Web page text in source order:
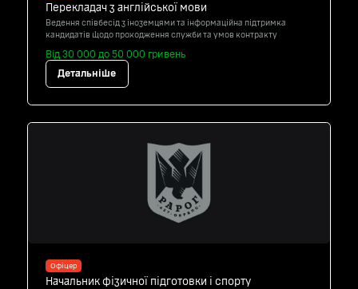
Перекладач з англійської мови
Ведення співбесід з іноземцями та інформаційна підтримка
кандидатів щодо проходження служби та умов контракту
Від 30 000 до 50 000 гривень
Детальніше
Офіцер
Начальник фізичної підготовки і спорту